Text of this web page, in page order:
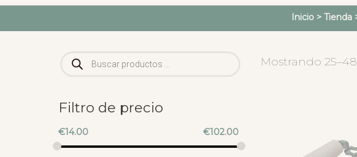
Inicio> Tienda
Mostrando
productos
Filtro de precio
€14.00 €102.00